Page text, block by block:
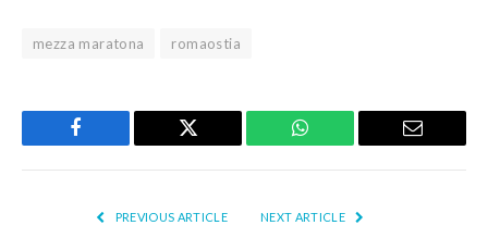
mezza maratona romaostia
Facebook Twitter WhatsApp Email
PREVIOUS ARTICLE NEXT ARTICLE